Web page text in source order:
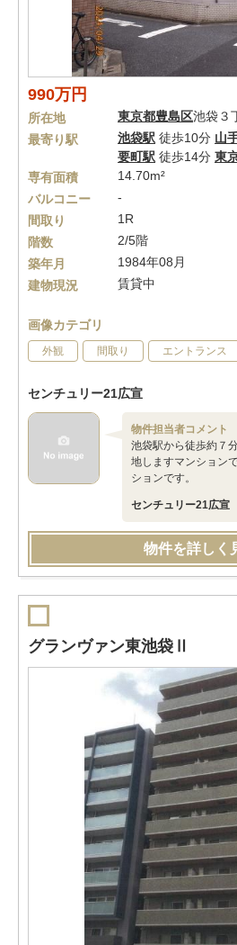
990万円
所在地 東京都豊島区池袋３
最寄り駅
池袋駅 徒歩10分 山
要町駅 徒歩14分 東
専有面積
14.70m²
バルコニー
-
間取り
1R
階数
2/5階
築年月
1984年08月
建物現況
賃貸中
画像カテゴリ
外観 間取り エントランス
センチュリー21広宣
物件担当者コメント
池袋駅から徒歩約７
地しますマンション
ションです。
センチュリー21広宣
物件を詳しく
グランヴァン東池袋Ⅱ